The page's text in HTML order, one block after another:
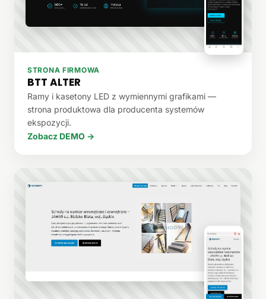
STRONA FIRMOWA
BTT ALTER
Ramy i kasetony LED z wymiennymi grafikami —
strona produktowa dla producenta systemów
ekspozycji.
Zobacz DEMO →